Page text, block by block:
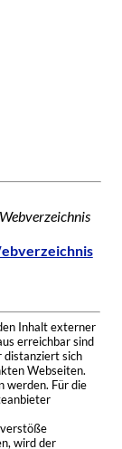
Inhalt externer
erreichbar sind
distanziert sich
Webseiten.
werden. Für die
wird der